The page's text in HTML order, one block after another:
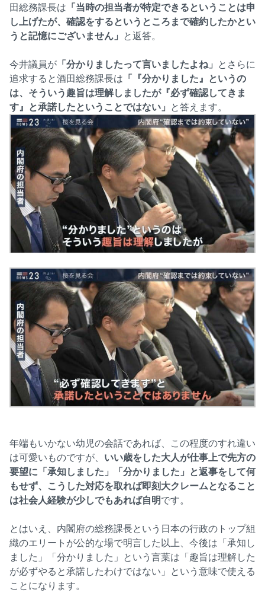
田総務課長は 「当時の担当者が特定できるということは申
し上げたが、確認をするというところまで確約したかとい
うと記憶にございません」 と返答。
今井議員が 「分かりましたって言いましたよね」 とさらに
追求すると酒田総務課長は 「『分かりました』というの
は、そういう趣旨は理解しましたが『必ず確認してきま
す』と承諾したということではない」 と答えます。
年端もいかない幼児の会話であれば、この程度のすれ違い
は可愛いものですが、 いい歳をした大人が仕事上で先方の
要望に「承知しました」「分かりました」と返事をして何
もせず、こうした対応を取れば即刻大クレームとなること
は社会人経験が少しでもあれば自明です。
とはいえ、内閣府の総務課長という日本の行政のトップ組
織のエリートが公的な場で明言した以上、今後は「承知し
ました」「分かりました」という言葉は「趣旨は理解した
が必ずやると承諾したわけではない」という意味で使える
ことになります。